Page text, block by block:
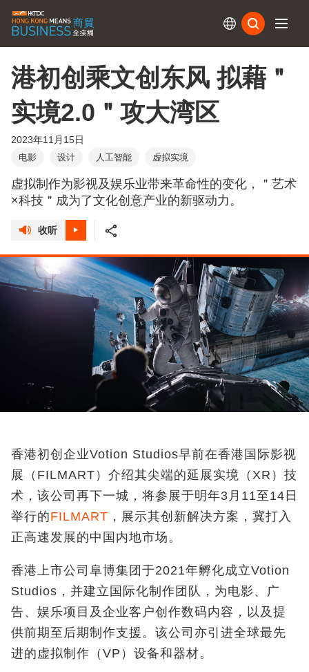
港初创乘文创东风 拟藉＂
实境2.0＂攻大湾区
2023年11月15日
电影 设计 人工智能 虚拟实境
虚拟制作为影视及娱乐业带来革命性的变化，＂艺术
×科技＂成为了文化创意产业的新驱动力。
收听
香港初创企业Votion Studios早前在香港国际影视
展（FILMART）介绍其尖端的延展实境（XR ） 技
术，该公司再下一城，将参展于明年3月11至14日
举行的FILMART ，展示其创新解决方案，冀打入
正高速发展的中国内地市场。
香港上市公司阜博集团于2021年孵化成立Votion
Studios，并建立国际化制作团队，为电影、广
告、娱乐项目及企业客户创作数码内容，以及提
供前期至后期制作支援。该公司亦引进全球最先
进的虚拟制作（VP）设备和器材。